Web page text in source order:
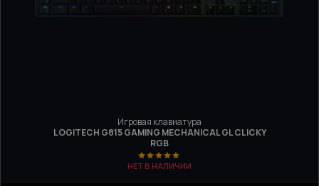
Игровая клавиатура
LOGITECH G815 GAMING MECHANICAL GL CLICKY
RGB
НЕТ В НАЛИЧИИ